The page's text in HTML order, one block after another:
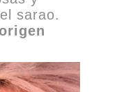
sarao.